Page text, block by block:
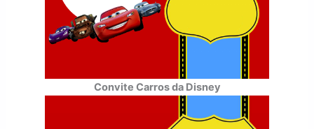
Convite Carros da Disney